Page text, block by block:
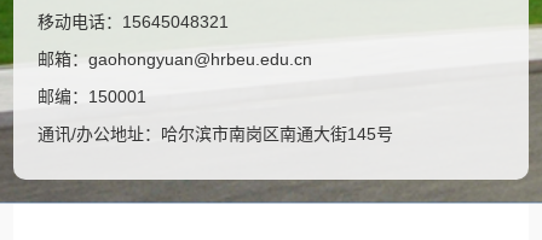
移动电话： 15645048321
邮箱：gaohongyuan@hrbeu.edu.cn
邮编： 150001
通讯/办公地址： 哈尔滨市南岗区南通大街145号